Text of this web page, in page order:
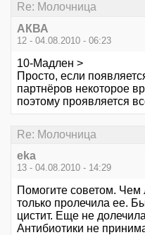
Re: Молочница
АКВА
12 - 04.08.2010 - 06:23
10-Мадлен >
Просто, если
партнёров некоторое
поэтому проявляется
Re: Молочница
eka
13 - 04.08.2010 - 14:29
Помогите советом. Чем
только пролечила ее.
цистит. Еще не
Антибиотики не